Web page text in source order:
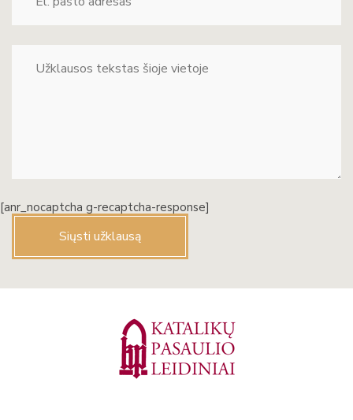
[anr_nocaptcha g-recaptcha-response]